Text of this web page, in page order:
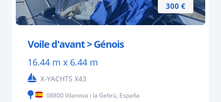
300 €
Voile d'avant > Génois
16.44 m x 6.44 m
X-YACHTS X43
08800 Vilanova i la Geltrú, España